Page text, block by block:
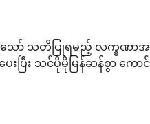
ော် သတိပြုရမည့် လက္ခဏာ
း သင်ပိုမိုမြန်ဆန်စွာ ကောင်